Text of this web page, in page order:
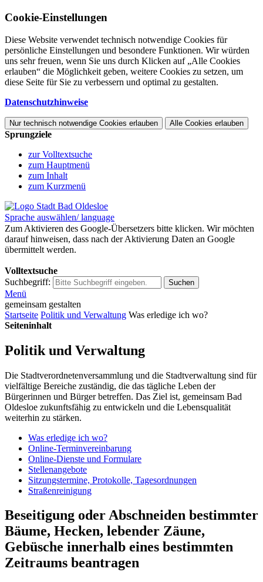
Cookie-Einstellungen
Diese Website verwendet technisch notwendige Cookies für
persönliche Einstellungen und besondere Funktionen. Wir würden
uns sehr freuen, wenn Sie uns durch Klicken auf „Alle Cookies
erlauben“ die Möglichkeit geben, weitere Cookies zu setzen, um
diese Seite für Sie zu verbessern und optimal zu gestalten.
Datenschutzhinweise
Nur technisch notwendige Cookies erlauben Alle Cookies erlauben
Sprungziele
zur Volltextsuche
zum Hauptmenü
zum Inhalt
zum Kurzmenü
Sprache auswählen/ language
Zum Aktivieren des Google-Übersetzers bitte klicken. Wir möchten
darauf hinweisen, dass nach der Aktivierung Daten an Google
übermittelt werden.
Volltextsuche
Suchbegriff:
Suchen
Menü
gemeinsam gestalten
Startseite Politik und Verwaltung Was erledige ich wo?
Seiteninhalt
Politik und Verwaltung
Die Stadtverordnetenversammlung und die Stadtverwaltung sind für
vielfältige Bereiche zuständig, die das tägliche Leben der
Bürgerinnen und Bürger betreffen. Das Ziel ist, gemeinsam Bad
Oldesloe zukunftsfähig zu entwickeln und die Lebensqualität
weiterhin zu stärken.
Was erledige ich wo?
Online-Terminvereinbarung
Online-Dienste und Formulare
Stellenangebote
Sitzungstermine, Protokolle, Tagesordnungen
Straßenreinigung
Beseitigung oder Abschneiden bestimmter
Bäume, Hecken, lebender Zäune,
Gebüsche innerhalb eines bestimmten
Zeitraums beantragen